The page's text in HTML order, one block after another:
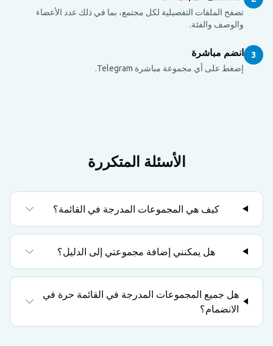
تصفح الملفات التفصيلية لكل مجتمع، بما في ذلك عدد الأعضاء
والوصف والفئة.
3 انضم مباشرة
إضغط على أي مجموعة مباشرة Telegram.
الأسئلة المتكررة
كيف هي المجموعات المدرجة في القائمة؟
هل يمكنني إضافة مجموعتي إلى الدليل؟
هل جميع المجموعات المدرجة في القائمة حرة في
الانضمام؟